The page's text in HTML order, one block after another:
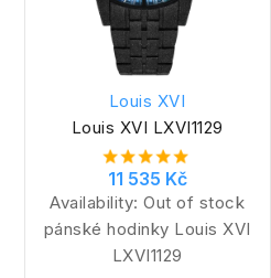
Louis XVI
Louis XVI LXVI1129
11 535 Kč
Availability: Out of stock
pánské hodinky Louis XVI
LXVI1129